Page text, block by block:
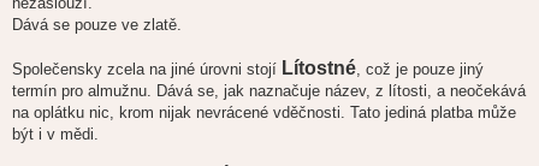
Dává se pouze ve zlatě.
Společensky zcela na jiné úrovni stojí Lítostné, což je pouze jiný
termín pro almužnu. Dává se, jak naznačuje název, z lítosti, a neočekává
na oplátku nic, krom nijak nevrácené vděčnosti. Tato jediná platba může
být i v mědi.